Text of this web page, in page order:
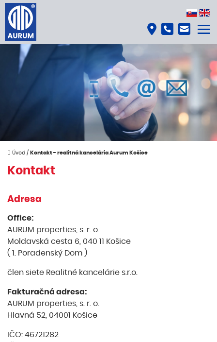
Úvod / Kontakt - realitná kancelária Aurum Košice
Kontakt
Adresa
Office:
AURUM properties, s. r. o.
Moldavská cesta 6, 040 11 Košice
( 1. Poradenský Dom )
člen siete Realitné kancelárie s.r.o.
Fakturačná adresa:
AURUM properties, s. r. o.
Hlavná 52, 04001 Košice
IČO: 46721282